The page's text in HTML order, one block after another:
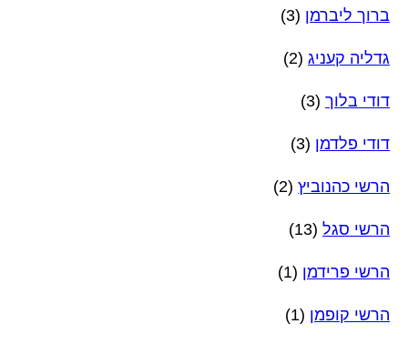
ברוך ליברמן (3)
גדליה קעניג (2)
דודי בלוך (3)
דודי פלדמן (3)
הרשי כהנוביץ (2)
הרשי סגל (13)
הרשי פרידמן (1)
הרשי קופמן (1)